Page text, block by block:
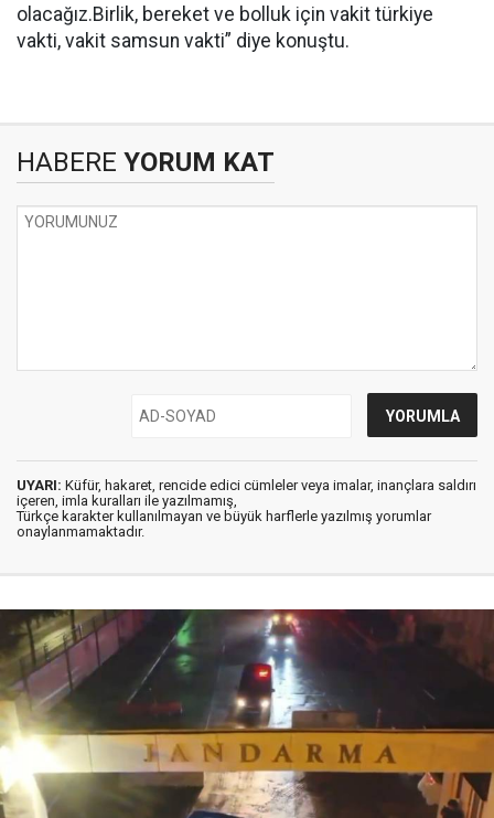
olacağız.Birlik, bereket ve bolluk için vakit türkiye
vakti, vakit samsun vakti” diye konuştu.
HABERE YORUM KAT
UYARI: Küfür, hakaret, rencide edici cümleler veya imalar, inançlara saldırı
içeren, imla kuralları ile yazılmamış,
Türkçe karakter kullanılmayan ve büyük harflerle yazılmış yorumlar
onaylanmamaktadır.